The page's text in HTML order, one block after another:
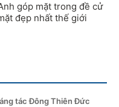
góp mặt trong đề cử
đẹp nhất thế giới
tác Đông Thiên Đức